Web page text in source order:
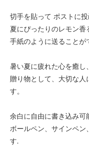
切手を貼って ポストに
夏にぴったりのレモン
手紙のように送ることが
暑い夏に疲れた心を癒し
贈り物として、大切な人
す。
余白に自由に書き込み可
ボールペン、サインペン
す.